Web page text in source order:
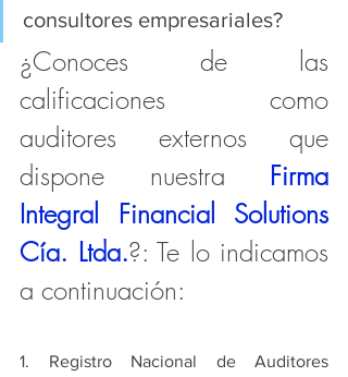
consultores empresariales?
¿Conoces de las
calificaciones como
auditores externos que
dispone nuestra Firma
Integral Financial Solutions
Cía. Ltda.?: Te lo indicamos
a continuación:
1. Registro Nacional de Auditores